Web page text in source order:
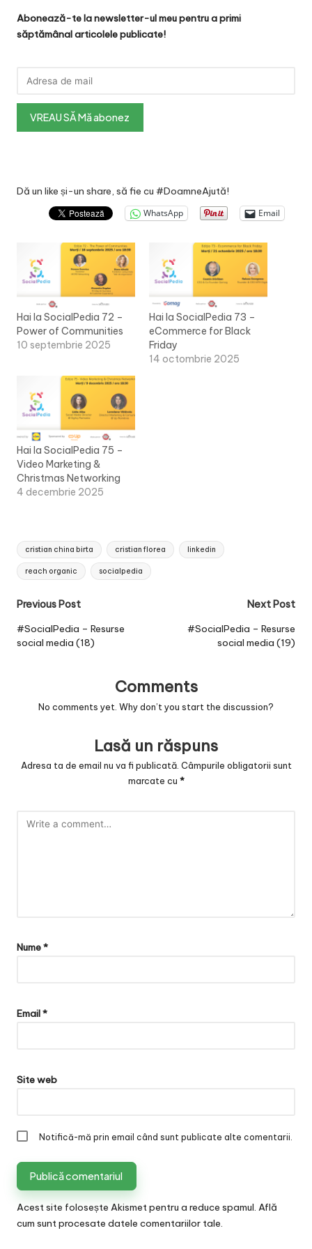
Abonează-te la newsletter-ul meu pentru a primi
săptămânal articolele publicate!
Dă un like și-un share, să fie cu #DoamneAjută!
WhatsApp Email
Hai la SocialPedia 72 –
Power of Communities
10 septembrie 2025
Hai la SocialPedia 73 –
eCommerce for Black
Friday
14 octombrie 2025
Hai la SocialPedia 75 –
Video Marketing &
Christmas Networking
4 decembrie 2025
Tags:
cristian china birta cristian florea linkedin
reach organic socialpedia
Post
navigation
Previous Post
#SocialPedia – Resurse
social media (18)
Next Post
#SocialPedia – Resurse
social media (19)
Comments
No comments yet. Why don’t you start the discussion?
Lasă un răspuns
Adresa ta de email nu va fi publicată. Câmpurile obligatorii sunt
marcate cu *
Nume*
Email*
Site web
Notifică-mă prin email când sunt publicate alte comentarii.
Acest site folosește Akismet pentru a reduce spamul. Află
cum sunt procesate datele comentariilor tale.